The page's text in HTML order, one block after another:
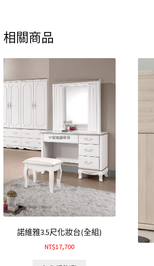
相關商品
諾維雅3.5尺化妝台(全組)
NT$17,700